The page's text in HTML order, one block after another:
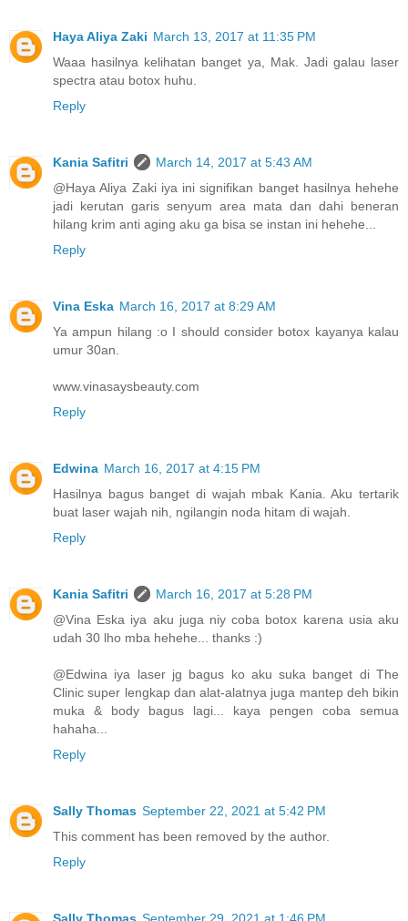
Haya Aliya Zaki March 13, 2017 at 11:35 PM
Waaa hasilnya kelihatan banget ya, Mak. Jadi galau laser
spectra atau botox huhu.
Reply
Kania Safitri
March 14, 2017 at 5:43 AM
@Haya Aliya Zaki iya ini signifikan banget hasilnya hehehe
jadi kerutan garis senyum area mata dan dahi beneran
hilang krim anti aging aku ga bisa se instan ini hehehe...
Reply
Vina Eska March 16, 2017 at 8:29 AM
Ya ampun hilang :o I should consider botox kayanya kalau
umur 30an.
www.vinasaysbeauty.com
Reply
Edwina March 16, 2017 at 4:15 PM
Hasilnya bagus banget di wajah mbak Kania. Aku tertarik
buat laser wajah nih, ngilangin noda hitam di wajah.
Reply
Kania Safitri
March 16, 2017 at 5:28 PM
@Vina Eska iya aku juga niy coba botox karena usia aku
udah 30 lho mba hehehe... thanks :)
@Edwina iya laser jg bagus ko aku suka banget di The
Clinic super lengkap dan alat-alatnya juga mantep deh bikin
muka & body bagus lagi... kaya pengen coba semua
hahaha...
Reply
Sally Thomas September 22, 2021 at 5:42 PM
This comment has been removed by the author.
Reply